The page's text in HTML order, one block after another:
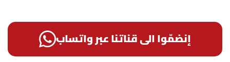
إنضمّوا الى قناتنا عبر واتساب